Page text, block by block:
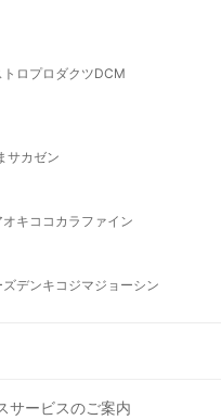
トロプロダクツDCM
サカゼン
キ ココカラファイン
ズデンキ コジマジョーシン
サービスのご案内